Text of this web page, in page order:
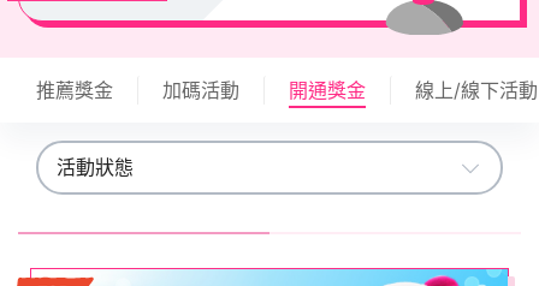
推薦獎金 加碼活動 開通獎金 線上/線下活動
活動狀態